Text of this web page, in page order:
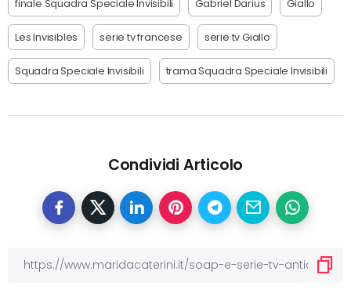
finale Squadra Speciale Invisibili Gabriel Darius Giallo
Les Invisibles serie tv francese serie tv Giallo
Squadra Speciale Invisibili trama Squadra Speciale Invisibili
Condividi Articolo